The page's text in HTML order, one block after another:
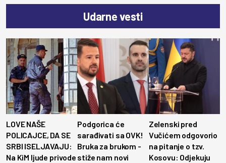
Udarne vesti
LOVE NAŠE
POLICAJCE, DA SE
SRBI ISELJAVAJU:
Na KiM ljude privode
Podgorica će
sarađivati sa OVK!
Bruka za brukom -
stiže nam novi
Zelenski pred
Vučićem odgovorio
na pitanje o tzv.
Kosovu: Odjekuju